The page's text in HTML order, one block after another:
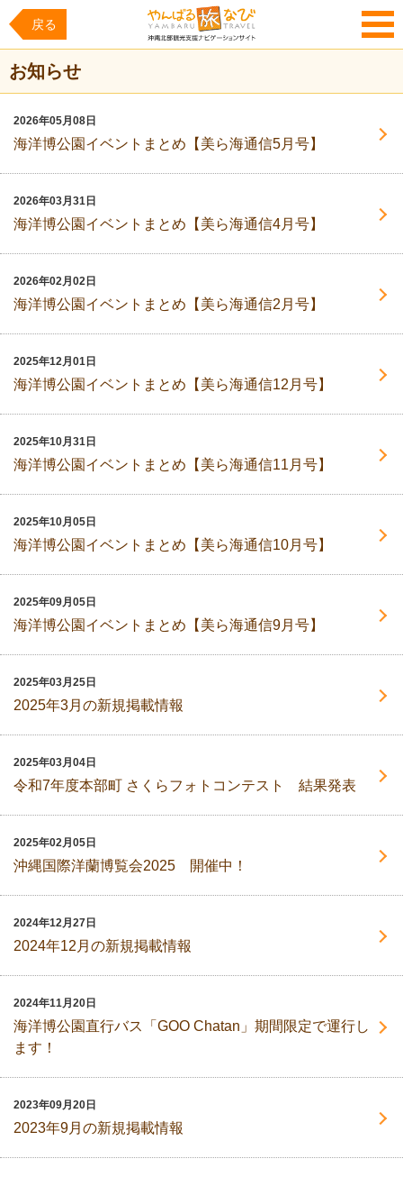
戻る
MENU
お知らせ
2026年05月08日
海洋博公園イベントまとめ【美ら海通信5月号】
2026年03月31日
海洋博公園イベントまとめ【美ら海通信4月号】
2026年02月02日
海洋博公園イベントまとめ【美ら海通信2月号】
2025年12月01日
海洋博公園イベントまとめ【美ら海通信12月号】
2025年10月31日
海洋博公園イベントまとめ【美ら海通信11月号】
2025年10月05日
海洋博公園イベントまとめ【美ら海通信10月号】
2025年09月05日
海洋博公園イベントまとめ【美ら海通信9月号】
2025年03月25日
2025年3月の新規掲載情報
2025年03月04日
令和7年度本部町 さくらフォトコンテスト 結果発表
2025年02月05日
沖縄国際洋蘭博覧会2025 開催中！
2024年12月27日
2024年12月の新規掲載情報
2024年11月20日
海洋博公園直行バス「GOO Chatan」期間限定で運行し
ます！
2023年09月20日
2023年9月の新規掲載情報